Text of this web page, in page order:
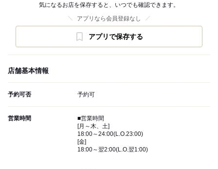
気になるお店を保存すると、いつでも確認できます。
アプリなら会員登録なし
アプリで保存する
店舗基本情報
予約可否 予約可
営業時間
■営業時間
[月～木、土]
18:00～24:00(L.O.23:00)
[金]
18:00～翌2:00(L.O.翌1:00)